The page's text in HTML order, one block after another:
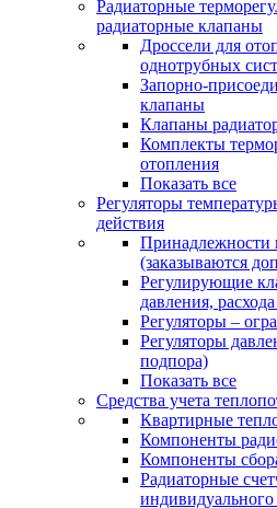
Радиаторные
радиаторные клапаны
Дроссели для
однотрубных
Запорно-
клапаны
Клапаны
Комплекты
отопления
Показать все
Регуляторы
действия
Принадлежности
(заказываются
Регулирующие
давления,
Регуляторы –
Регуляторы
подпора)
Показать все
Средства учета
Квартирные
Компоненты
Компоненты
Радиаторные
индивидуального